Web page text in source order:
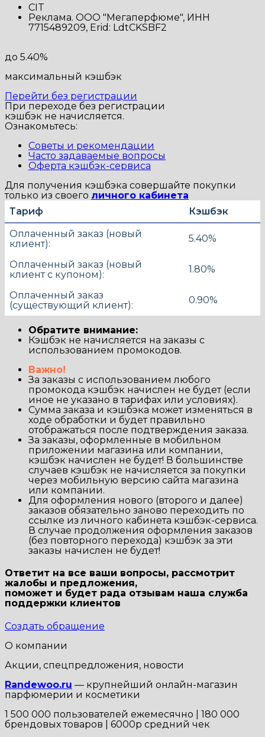
CIT
Реклама. ООО "Мегаперфюме", ИНН
7715489209, Erid: LdtCKSBF2
до 5.40%
максимальный кэшбэк
Перейти без регистрации
При переходе без регистрации
кэшбэк не начисляется.
Ознакомьтесь:
Советы и рекомендации
Часто задаваемые вопросы
Оферта кэшбэк-сервиса
Для получения кэшбэка совершайте покупки
только из своего личного кабинета
Тариф
Кэшбэк
Оплаченный заказ (новый
клиент):
5.40%
Оплаченный заказ (новый
клиент с купоном):
1.80%
Оплаченный заказ
(существующий клиент):
0.90%
Обратите внимание:
Кэшбэк не начисляется на заказы с
использованием промокодов.
Важно!
За заказы с использованием любого
промокода кэшбэк начислен не будет (если
иное не указано в тарифах или условиях).
Сумма заказа и кэшбэка может изменяться в
ходе обработки и будет правильно
отображаться после подтверждения заказа.
За заказы, оформленные в мобильном
приложении магазина или компании,
кэшбэк начислен не будет! В большинстве
случаев кэшбэк не начисляется за покупки
через мобильную версию сайта магазина
или компании.
Для оформления нового (второго и далее)
заказов обязательно заново переходить по
ссылке из личного кабинета кэшбэк-сервиса.
В случае продолжения оформления заказов
(без повторного перехода) кэшбэк за эти
заказы начислен не будет!
Ответит на все ваши вопросы, рассмотрит
жалобы и предложения,
поможет и будет рада отзывам наша служба
поддержки клиентов
Создать обращение
О компании
Акции, спецпредложения, новости
Randewoo.ru — крупнейший онлайн-магазин
парфюмерии и косметики
1 500 000 пользователей ежемесячно | 180 000
брендовых товаров | 6000р средний чек